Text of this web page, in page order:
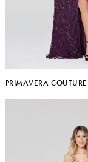
PRIMAVERA COUTURE